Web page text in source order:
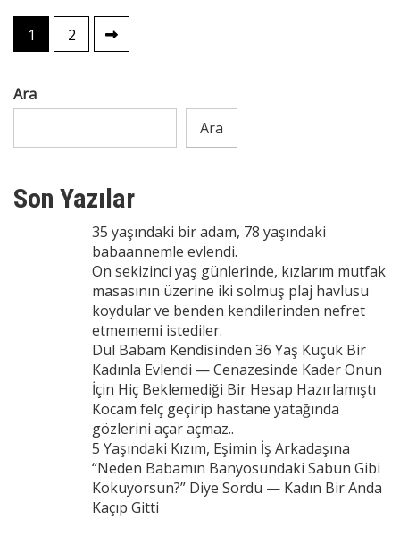
Yazı
sayfalaması
1 2
Ara
Ara
Son Yazılar
35 yaşındaki bir adam, 78 yaşındaki
babaannemle evlendi.
On sekizinci yaş günlerinde, kızlarım mutfak
masasının üzerine iki solmuş plaj havlusu
koydular ve benden kendilerinden nefret
etmememi istediler.
Dul Babam Kendisinden 36 Yaş Küçük Bir
Kadınla Evlendi — Cenazesinde Kader Onun
İçin Hiç Beklemediği Bir Hesap Hazırlamıştı
Kocam felç geçirip hastane yatağında
gözlerini açar açmaz..
5 Yaşındaki Kızım, Eşimin İş Arkadaşına
“Neden Babamın Banyosundaki Sabun Gibi
Kokuyorsun?” Diye Sordu — Kadın Bir Anda
Kaçıp Gitti